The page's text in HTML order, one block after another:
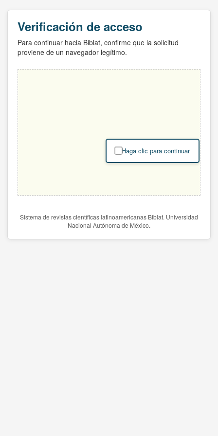
Verificación de acceso
Para continuar hacia Biblat, confirme que la solicitud
proviene de un navegador legítimo.
Haga clic para continuar
Sistema de revistas científicas latinoamericanas Biblat. Universidad
Nacional Autónoma de México.